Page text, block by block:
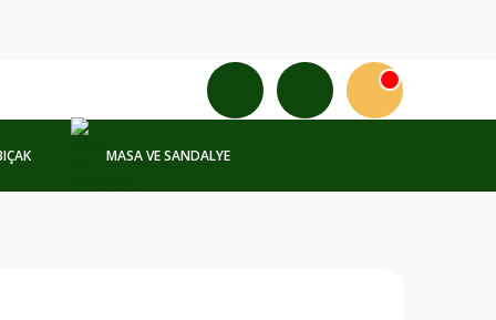
MASA VE SANDALYE